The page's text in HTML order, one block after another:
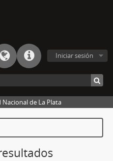
Iniciar sesión
de La Plata